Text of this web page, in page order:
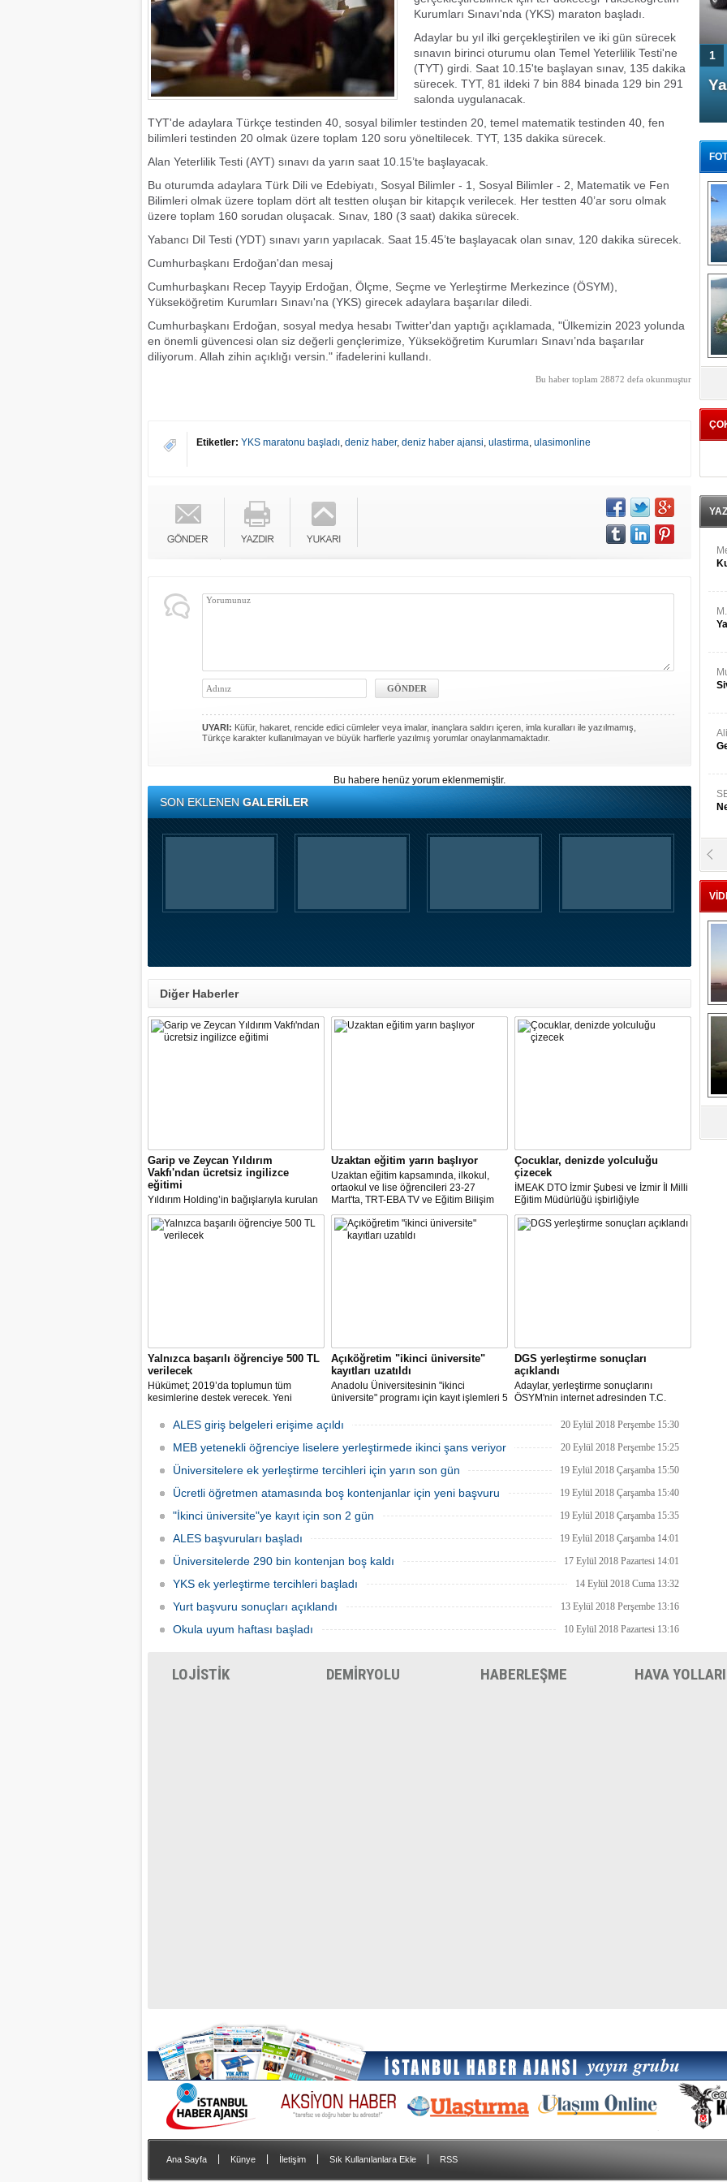
Kurumları Sınavı'nda (YKS) maraton başladı.
Adaylar bu yıl ilki gerçekleştirilen ve iki gün sürecek
sınavın birinci oturumu olan Temel Yeterlilik Testi'ne
(TYT) girdi. Saat 10.15'te başlayan sınav, 135 dakika
sürecek. TYT, 81 ildeki 7 bin 884 binada 129 bin 291
salonda uygulanacak.
TYT'de adaylara Türkçe testinden 40, sosyal bilimler testinden 20, temel matematik testinden 40, fen
bilimleri testinden 20 olmak üzere toplam 120 soru yöneltilecek. TYT, 135 dakika sürecek.
Alan Yeterlilik Testi (AYT) sınavı da yarın saat 10.15’te başlayacak.
Bu oturumda adaylara Türk Dili ve Edebiyatı, Sosyal Bilimler - 1, Sosyal Bilimler - 2, Matematik ve Fen
Bilimleri olmak üzere toplam dört alt testten oluşan bir kitapçık verilecek. Her testten 40’ar soru olmak
üzere toplam 160 sorudan oluşacak. Sınav, 180 (3 saat) dakika sürecek.
Yabancı Dil Testi (YDT) sınavı yarın yapılacak. Saat 15.45’te başlayacak olan sınav, 120 dakika sürecek.
Cumhurbaşkanı Erdoğan'dan mesaj
Cumhurbaşkanı Recep Tayyip Erdoğan, Ölçme, Seçme ve Yerleştirme Merkezince (ÖSYM),
Yükseköğretim Kurumları Sınavı'na (YKS) girecek adaylara başarılar diledi.
Cumhurbaşkanı Erdoğan, sosyal medya hesabı Twitter'dan yaptığı açıklamada, "Ülkemizin 2023 yolunda
en önemli güvencesi olan siz değerli gençlerimize, Yükseköğretim Kurumları Sınavı’nda başarılar
diliyorum. Allah zihin açıklığı versin." ifadelerini kullandı.
Bu haber toplam 28872 defa okunmuştur
Etiketler: YKS maratonu başladı, deniz haber, deniz haber ajansi, ulastirma, ulasimonline
UYARI: Küfür, hakaret, rencide edici cümleler veya imalar, inançlara saldırı içeren, imla kuralları ile yazılmamış,
Türkçe karakter kullanılmayan ve büyük harflerle yazılmış yorumlar onaylanmamaktadır.
Bu habere henüz yorum eklenmemiştir.
SON EKLENENGALERİLER
Diğer Haberler
Garip ve Zeycan Yıldırım
Vakfı'ndan ücretsiz ingilizce
eğitimi
Yıldırım Holding’in bağışlarıyla kurulan
Garip ve Zeycan Yıldırım Vakfı, uzaktan
öğretime geçilen dönemde “English
W/Tech” (Teknolojiyle İngilizce)
Uzaktan eğitim yarın başlıyor
Uzaktan eğitim kapsamında, ilkokul,
ortaokul ve lise öğrencileri 23-27
Mart'ta, TRT-EBA TV ve Eğitim Bilişim
Ağı (EBA) üzerinden eğitim
görecek.Yaklaşık 18 milyon öğrenci
eğitim sürecine ekran başında devam
Çocuklar, denizde yolculuğu
çizecek
İMEAK DTO İzmir Şubesi ve İzmir İl Milli
Eğitim Müdürlüğü işbirliğiyle
düzenlenecek olan ‘Resim ve
Kompozisyon Yarışması’nda başvurular
Yalnızca başarılı öğrenciye 500 TL
verilecek
Hükümet; 2019’da toplumun tüm
kesimlerine destek verecek. Yeni
ayda 300, ağır kronik hastalığı olana
200, başarılı öğrencilere 500 TL destek
verilecek.
Açıköğretim "ikinci üniversite"
kayıtları uzatıldı
Anadolu Üniversitesinin "ikinci
üniversite" programı için kayıt işlemleri 5
DGS yerleştirme sonuçları
açıklandı
Adaylar, yerleştirme sonuçlarını
ÖSYM'nin internet adresinden T.C.
öğrenebilecek.
ALES giriş belgeleri erişime açıldı 20 Eylül 2018 Perşembe 15:30
MEB yetenekli öğrenciye liselere yerleştirmede ikinci şans veriyor 20 Eylül 2018 Perşembe 15:25
Üniversitelere ek yerleştirme tercihleri için yarın son gün 19 Eylül 2018 Çarşamba 15:50
Ücretli öğretmen atamasında boş kontenjanlar için yeni başvuru 19 Eylül 2018 Çarşamba 15:40
"İkinci üniversite"ye kayıt için son 2 gün 19 Eylül 2018 Çarşamba 15:35
ALES başvuruları başladı 19 Eylül 2018 Çarşamba 14:01
Üniversitelerde 290 bin kontenjan boş kaldı 17 Eylül 2018 Pazartesi 14:01
YKS ek yerleştirme tercihleri başladı 14 Eylül 2018 Cuma 13:32
Yurt başvuru sonuçları açıklandı 13 Eylül 2018 Perşembe 13:16
Okula uyum haftası başladı 10 Eylül 2018 Pazartesi 13:16
4 Kapılı AMG GT Coupe
Türkiye'de satışa çıktı
1
LOJİSTİK DEMİRYOLU HABERLEŞME HAVA YOLLARI
Ana Sayfa Künye İletişim Sık Kullanılanlara Ekle RSS